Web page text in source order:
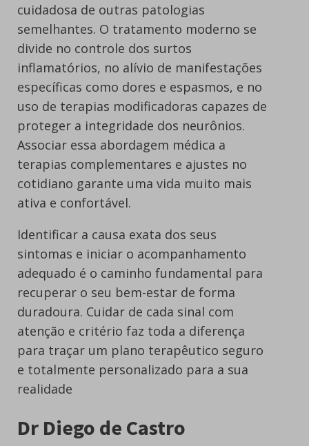
cuidadosa de outras patologias
semelhantes. O tratamento moderno se
divide no controle dos surtos
inflamatórios, no alívio de manifestações
específicas como dores e espasmos, e no
uso de terapias modificadoras capazes de
proteger a integridade dos neurônios.
Associar essa abordagem médica a
terapias complementares e ajustes no
cotidiano garante uma vida muito mais
ativa e confortável.
Identificar a causa exata dos seus
sintomas e iniciar o acompanhamento
adequado é o caminho fundamental para
recuperar o seu bem-estar de forma
duradoura. Cuidar de cada sinal com
atenção e critério faz toda a diferença
para traçar um plano terapêutico seguro
e totalmente personalizado para a sua
realidade
Dr Diego de Castro